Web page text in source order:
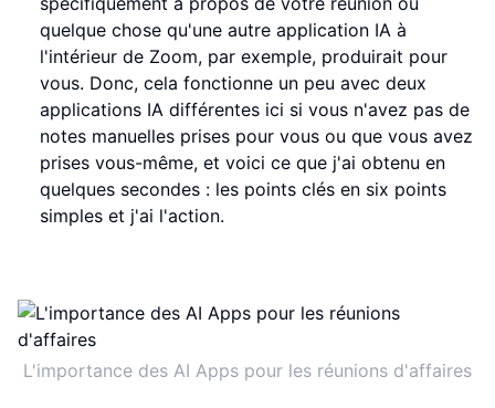
quelque chose qu'une autre application IA à
l'intérieur de Zoom, par exemple, produirait pour
vous. Donc, cela fonctionne un peu avec deux
applications IA différentes ici si vous n'avez pas de
notes manuelles prises pour vous ou que vous avez
prises vous-même, et voici ce que j'ai obtenu en
quelques secondes : les points clés en six points
simples et j'ai l'action.
L'importance des AI Apps pour les réunions d'affaires